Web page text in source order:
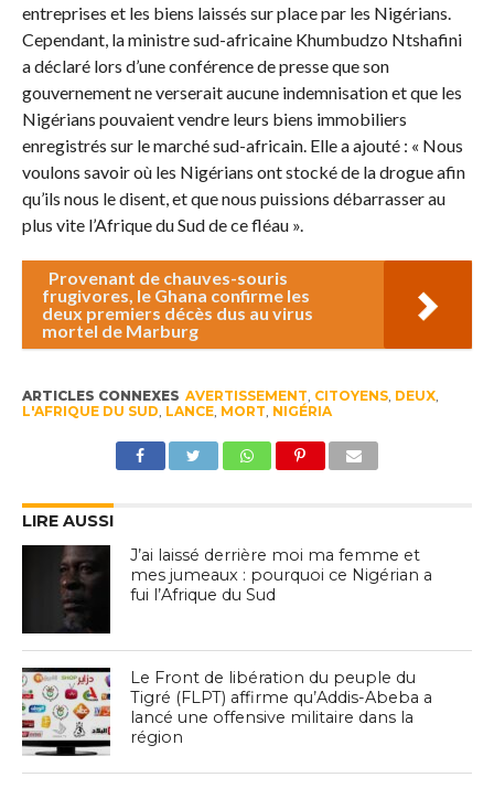
entreprises et les biens laissés sur place par les Nigérians.
Cependant, la ministre sud-africaine Khumbudzo Ntshafini
a déclaré lors d’une conférence de presse que son
gouvernement ne verserait aucune indemnisation et que les
Nigérians pouvaient vendre leurs biens immobiliers
enregistrés sur le marché sud-africain. Elle a ajouté : « Nous
voulons savoir où les Nigérians ont stocké de la drogue afin
qu’ils nous le disent, et que nous puissions débarrasser au
plus vite l’Afrique du Sud de ce fléau ».
Provenant de chauves-souris
frugivores, le Ghana confirme les
deux premiers décès dus au virus
mortel de Marburg
ARTICLES CONNEXES AVERTISSEMENT CITOYENS, DEUX,
L'AFRIQUE DU SUD LANCE, MORT NIGÉRIA
LIRE AUSSI
J’ai laissé derrière moi ma femme et
mes jumeaux : pourquoi ce Nigérian a
fui l’Afrique du Sud
Le Front de libération du peuple du
Tigré (FLPT) affirme qu’Addis-Abeba a
lancé une offensive militaire dans la
région